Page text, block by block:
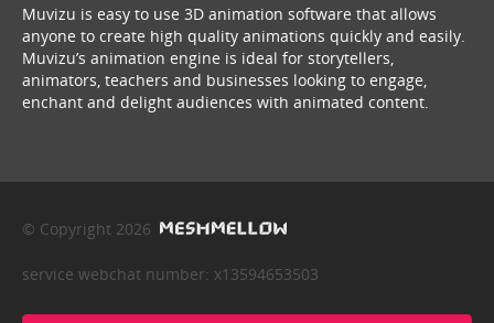
Muvizu is easy to use 3D animation software that allows
anyone to create high quality animations quickly and easily.
Muvizu’s animation engine is ideal for storytellers,
animators, teachers and businesses looking to engage,
enchant and delight audiences with animated content.
© Copyright 2026
service webchat number: x13594653503